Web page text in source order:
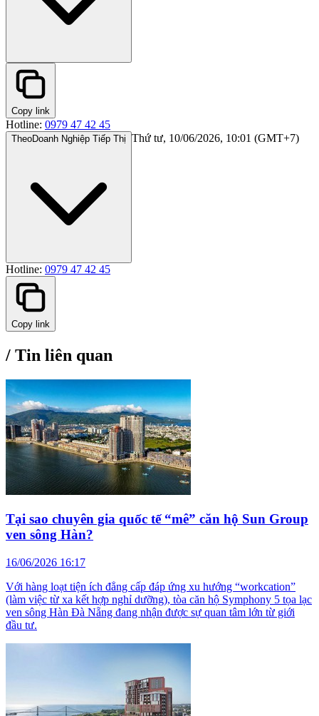
Copy link
Hotline: 0979 47 42 45
TheoDoanh Nghiệp Tiếp Thị Thứ tư, 10/06/2026, 10:01 (GMT+7)
Hotline: 0979 47 42 45
Copy link
/ Tin liên quan
Tại sao chuyên gia quốc tế “mê” căn hộ Sun Group
ven sông Hàn?
16/06/2026 16:17
Với hàng loạt tiện ích đẳng cấp đáp ứng xu hướng “workcation”
(làm việc từ xa kết hợp nghỉ dưỡng), tòa căn hộ Symphony 5 tọa lạc
ven sông Hàn Đà Nẵng đang nhận được sự quan tâm lớn từ giới
đầu tư.